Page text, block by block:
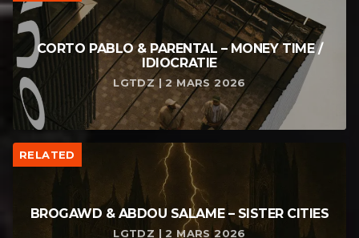
CORTO PABLO & PARENTAL – MONEY TIME /
IDIOCRATIE
LGTDZ | 2 MARS 2026
RELATED
BROGAWD & ABDOU SALAME – SISTER CITIES
LGTDZ | 2 MARS 2026